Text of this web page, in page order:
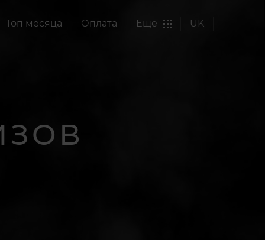
Топ месяца Оплата Еще UK